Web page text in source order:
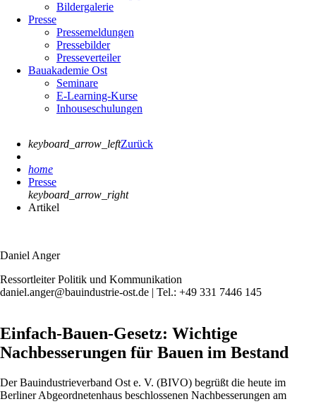
Bildergalerie
Presse
Pressemeldungen
Pressebilder
Presseverteiler
Bauakademie Ost
Seminare
E-Learning-Kurse
Inhouseschulungen
keyboard_arrow_leftZurück
home
Presse
keyboard_arrow_right
Artikel
Daniel Anger
Ressortleiter Politik und Kommunikation
daniel.anger@bauindustrie-ost.de | Tel.: +49 331 7446 145
Einfach-Bauen-Gesetz: Wichtige
Nachbesserungen für Bauen im Bestand
Der Bauindustrieverband Ost e. V. (BIVO) begrüßt die heute im
Berliner Abgeordnetenhaus beschlossenen Nachbesserungen am